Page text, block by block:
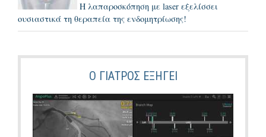
Η λαπαροσκόπηση με laser εξελίσσει
ουσιαστικά τη θεραπεία της ενδομητρίωσης!
Ο ΓΙΑΤΡΌΣ ΕΞΗΓΕΙ